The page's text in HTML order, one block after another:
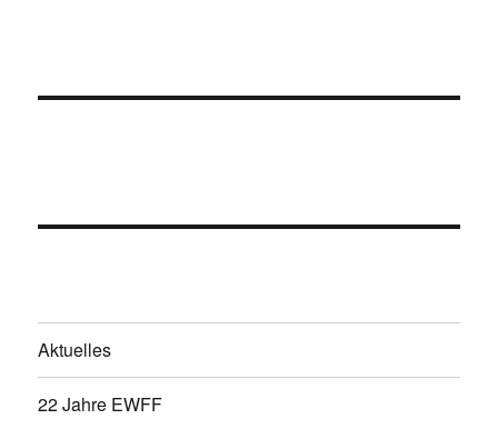
Aktuelles
22 Jahre EWFF